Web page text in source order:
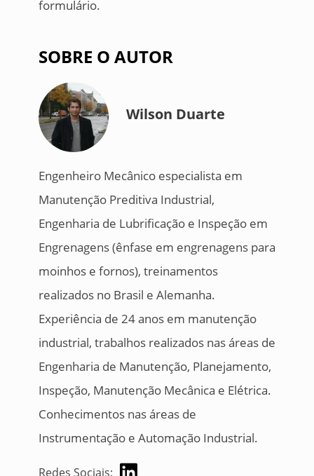
formulário.
SOBRE O AUTOR
Wilson Duarte
Engenheiro Mecânico especialista em
Manutenção Preditiva Industrial,
Engenharia de Lubrificação e Inspeção em
Engrenagens (ênfase em engrenagens para
moinhos e fornos), treinamentos
realizados no Brasil e Alemanha.
Experiência de 24 anos em manutenção
industrial, trabalhos realizados nas áreas de
Engenharia de Manutenção, Planejamento,
Inspeção, Manutenção Mecânica e Elétrica.
Conhecimentos nas áreas de
Instrumentação e Automação Industrial.
Redes Sociais: